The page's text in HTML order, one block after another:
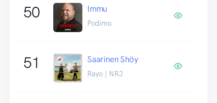
50 Immu
Podimo
51 Saarinen Shöy
Rayo | NRJ